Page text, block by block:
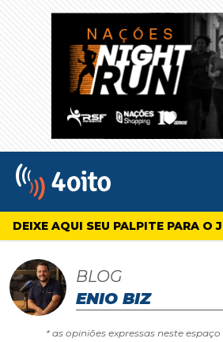
4oito
DEIXE AQUI SEU PALPITE PARA O
BLOG
ENIO BIZ
* as opiniões expressas neste